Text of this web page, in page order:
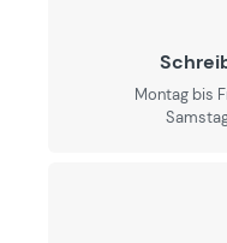
Montag bis